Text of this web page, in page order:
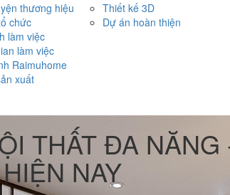
thương hiệu
chức
làm việc
làm việc
Raimuhome
xuất
Thiết kế 3D
Dự án hoàn thiện
THẤT ĐA
NAY